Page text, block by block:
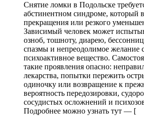
Снятие ломки в Подольске
абстинентном синдроме, который
прекращения или резкого
Зависимый человек может
озноб, тошноту, диарею,
спазмы и непреодолимое желание
психоактивное вещество.
такие проявления опасно:
лекарства, попытки пережить
одиночку или возвращение к
вероятность передозировки,
сосудистых осложнений и
Подробнее можно узнать тут — [